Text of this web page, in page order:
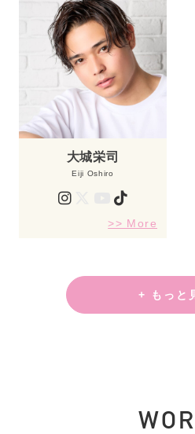
大城栄司
Eiji Oshiro
>> More
+ もっと